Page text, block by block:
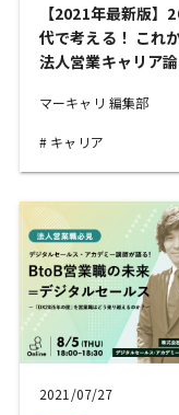
【2021年最新版】
代で考える！ これ
法人営業キャリア論
マーキャリ 編集部
キャリア
2021/07/27